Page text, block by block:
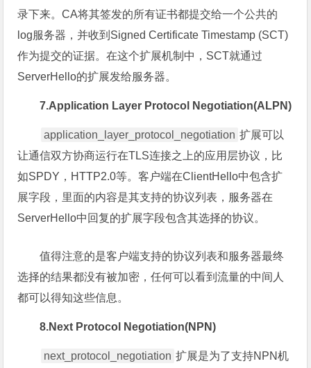
录下来。CA将其签发的所有证书都提交给一个公共的
log服务器，并收到Signed Certificate Timestamp (SCT)
作为提交的证据。在这个扩展机制中，SCT就通过
ServerHello的扩展发给服务器。
7.Application Layer Protocol Negotiation(ALPN)
application_layer_protocol_negotiation 扩展可以
让通信双方协商运行在TLS连接之上的应用层协议，比
如SPDY，HTTP2.0等。客户端在ClientHello中包含扩
展字段，里面的内容是其支持的协议列表，服务器在
ServerHello中回复的扩展字段包含其选择的协议。
值得注意的是客户端支持的协议列表和服务器最终
选择的结果都没有被加密，任何可以看到流量的中间人
都可以得知这些信息。
8.Next Protocol Negotiation(NPN)
next_protocol_negotiation 扩展是为了支持NPN机